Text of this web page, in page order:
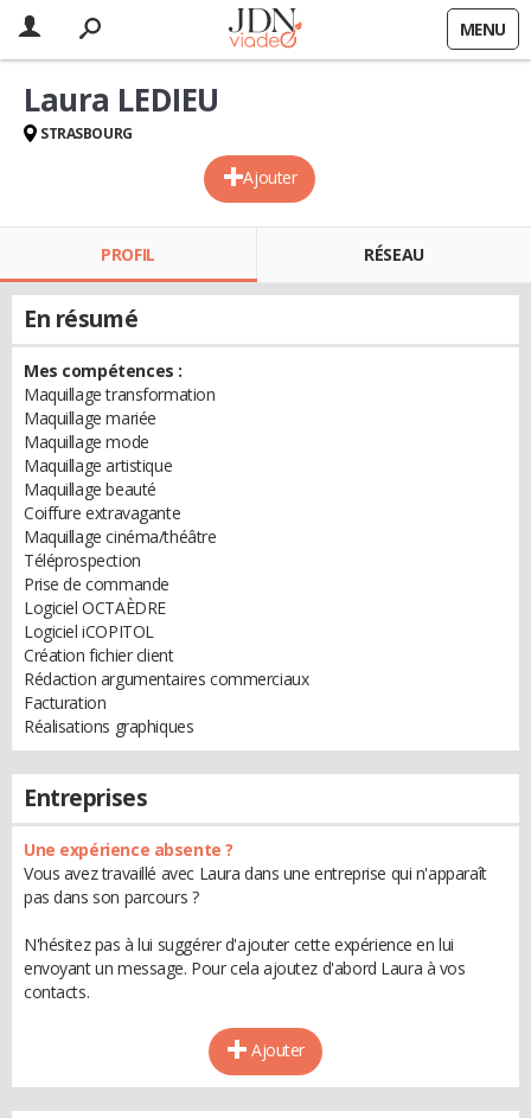
MENU
Ajouter
Laura LEDIEU
STRASBOURG
PROFIL RÉSEAU
En résumé
Mes compétences :
Maquillage transformation
Maquillage mariée
Maquillage mode
Maquillage artistique
Maquillage beauté
Coiffure extravagante
Maquillage cinéma/théâtre
Téléprospection
Prise de commande
Logiciel OCTAÈDRE
Logiciel iCOPITOL
Création fichier client
Rédaction argumentaires commerciaux
Facturation
Réalisations graphiques
Entreprises
Une expérience absente ?
Vous avez travaillé avec Laura dans une entreprise qui n'apparaît
pas dans son parcours ?
N'hésitez pas à lui suggérer d'ajouter cette expérience en lui
envoyant un message. Pour cela ajoutez d'abord Laura à vos
contacts.
Ajouter